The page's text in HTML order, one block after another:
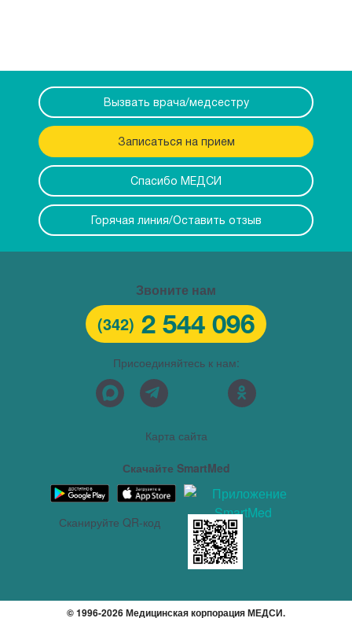
Вызвать врача/медсестру
Записаться на прием
Спасибо МЕДСИ
Горячая линия/Оставить отзыв
Звоните нам
(342) 2 544 096
Присоединяйтесь к нам:
Карта сайта
Скачайте SmartMed
Сканируйте QR-код
© 1996-2026 Медицинская корпорация МЕДСИ.